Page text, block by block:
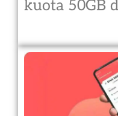
kuota 50GB